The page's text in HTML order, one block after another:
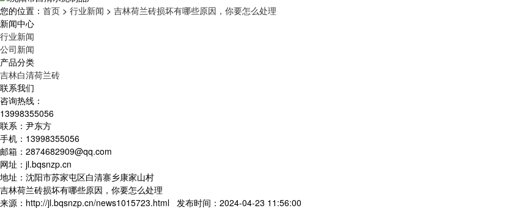
您的位置： 首页 > 行业新闻 > 吉林荷兰砖损坏有哪些原因，你要怎么处理
新闻中心
行业新闻
公司新闻
产品分类
吉林白清荷兰砖
联系我们
咨询热线：
13998355056
联系：尹东方
手机：13998355056
邮箱：2874682909@qq.com
网址：jl.bqsnzp.cn
地址：沈阳市苏家屯区白清寨乡康家山村
吉林荷兰砖损坏有哪些原因，你要怎么处理
来源：http://jl.bqsnzp.cn/news1015723.html 发布时间：2024-04-23 11:56:00